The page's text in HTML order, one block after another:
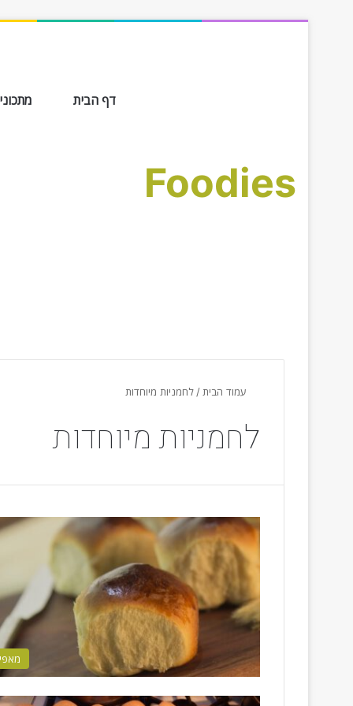
Foodies
דף הבית מתכונים
עמוד הבית / לחמניות מיוחדות
לחמניות מיוחדות